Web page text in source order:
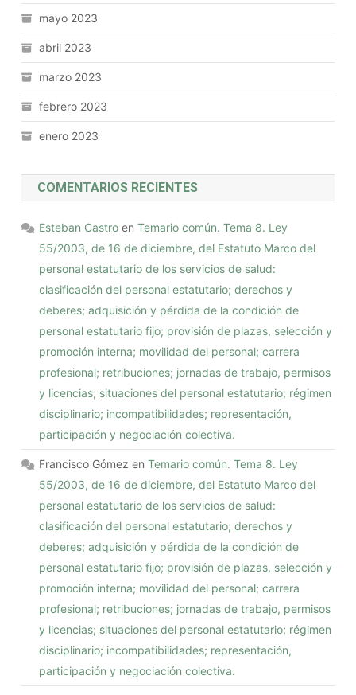
mayo 2023
abril 2023
marzo 2023
febrero 2023
enero 2023
COMENTARIOS RECIENTES
Esteban Castro enTemario común. Tema 8. Ley
55/2003, de 16 de diciembre, del Estatuto Marco del
personal estatutario de los servicios de salud:
clasificación del personal estatutario; derechos y
deberes; adquisición y pérdida de la condición de
personal estatutario fijo; provisión de plazas, selección y
promoción interna; movilidad del personal; carrera
profesional; retribuciones; jornadas de trabajo, permisos
y licencias; situaciones del personal estatutario; régimen
disciplinario; incompatibilidades; representación,
participación y negociación colectiva.
Francisco Gómez enTemario común. Tema 8. Ley
55/2003, de 16 de diciembre, del Estatuto Marco del
personal estatutario de los servicios de salud:
clasificación del personal estatutario; derechos y
deberes; adquisición y pérdida de la condición de
personal estatutario fijo; provisión de plazas, selección y
promoción interna; movilidad del personal; carrera
profesional; retribuciones; jornadas de trabajo, permisos
y licencias; situaciones del personal estatutario; régimen
disciplinario; incompatibilidades; representación,
participación y negociación colectiva.